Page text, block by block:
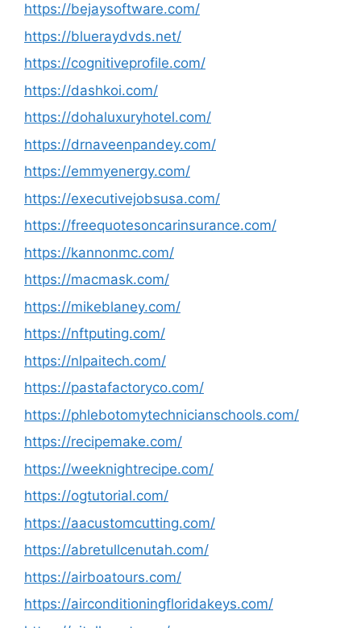
https://bejaysoftware.com/
https://blueraydvds.net/
https://cognitiveprofile.com/
https://dashkoi.com/
https://dohaluxuryhotel.com/
https://drnaveenpandey.com/
https://emmyenergy.com/
https://executivejobsusa.com/
https://freequotesoncarinsurance.com/
https://kannonmc.com/
https://macmask.com/
https://mikeblaney.com/
https://nftputing.com/
https://nlpaitech.com/
https://pastafactoryco.com/
https://phlebotomytechnicianschools.com/
https://recipemake.com/
https://weeknightrecipe.com/
https://ogtutorial.com/
https://aacustomcutting.com/
https://abretullcenutah.com/
https://airboatours.com/
https://airconditioningfloridakeys.com/